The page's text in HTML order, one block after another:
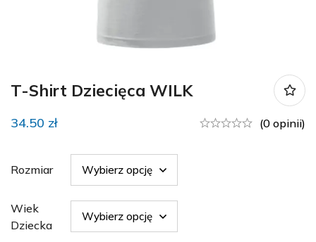
T-Shirt Dziecięca WILK
34.50 zł (0 opinii)
Rozmiar
Wiek
Dziecka